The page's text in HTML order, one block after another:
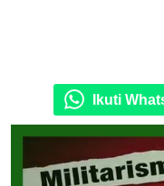
Ikuti